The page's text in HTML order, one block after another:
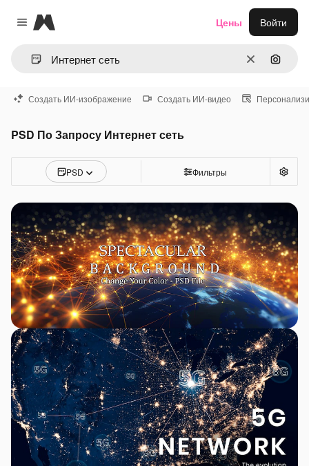
Close menu
Magnific
ОчиститьПоиск
Цены Войти
Создать ИИ-изображение Создать ИИ-видео
PSD По Запросу Интернет сеть
PSD Фильтры